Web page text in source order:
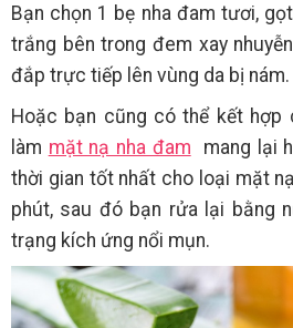
Bạn chọn 1 bẹ nha đam tươi,
trắng bên trong đem xay
đắp trực tiếp lên vùng da bị nám.
Hoặc bạn cũng có thể kết hợp
làm mặt nạ nha đam mang lại
thời gian tốt nhất cho loại mặt
phút, sau đó bạn rửa lại bằng
trạng kích ứng nổi mụn.